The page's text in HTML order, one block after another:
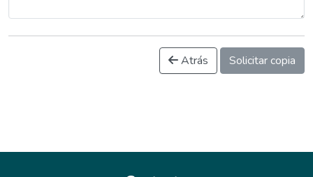
Atrás Solicitar copia